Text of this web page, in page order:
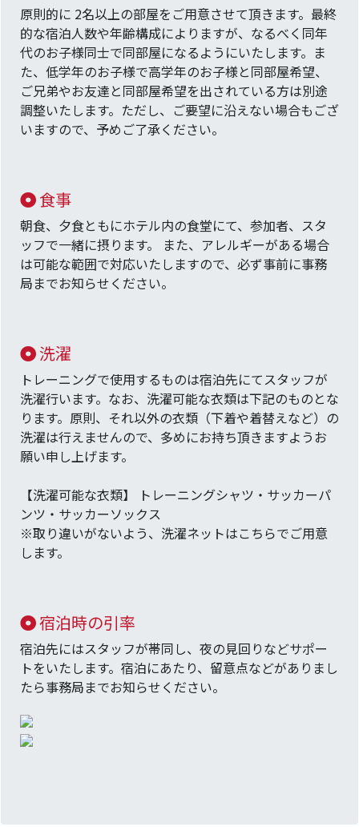
原則的に 2名以上の部屋をご用意させて頂きます。最終
的な宿泊人数や年齢構成によりますが、なるべく同年
代のお子様同士で同部屋になるようにいたします。ま
た、低学年のお子様で高学年のお子様と同部屋希望、
ご兄弟やお友達と同部屋希望を出されている方は別途
調整いたします。ただし、ご要望に沿えない場合もござ
いますので、予めご了承ください。
食事
朝食、夕食ともにホテル内の食堂にて、参加者、スタ
ッフで一緒に摂ります。 また、アレルギーがある場合
は可能な範囲で対応いたしますので、必ず事前に事務
局までお知らせください。
洗濯
トレーニングで使用するものは宿泊先にてスタッフが
洗濯行います。なお、洗濯可能な衣類は下記のものとな
ります。原則、それ以外の衣類（下着や着替えなど）の
洗濯は行えませんので、多めにお持ち頂きますようお
願い申し上げます。
【洗濯可能な衣類】 トレーニングシャツ・サッカーパ
ンツ・サッカーソックス
※取り違いがないよう、洗濯ネットはこちらでご用意
します。
宿泊時の引率
宿泊先にはスタッフが帯同し、夜の見回りなどサポー
トをいたします。宿泊にあたり、留意点などがありまし
たら事務局までお知らせください。